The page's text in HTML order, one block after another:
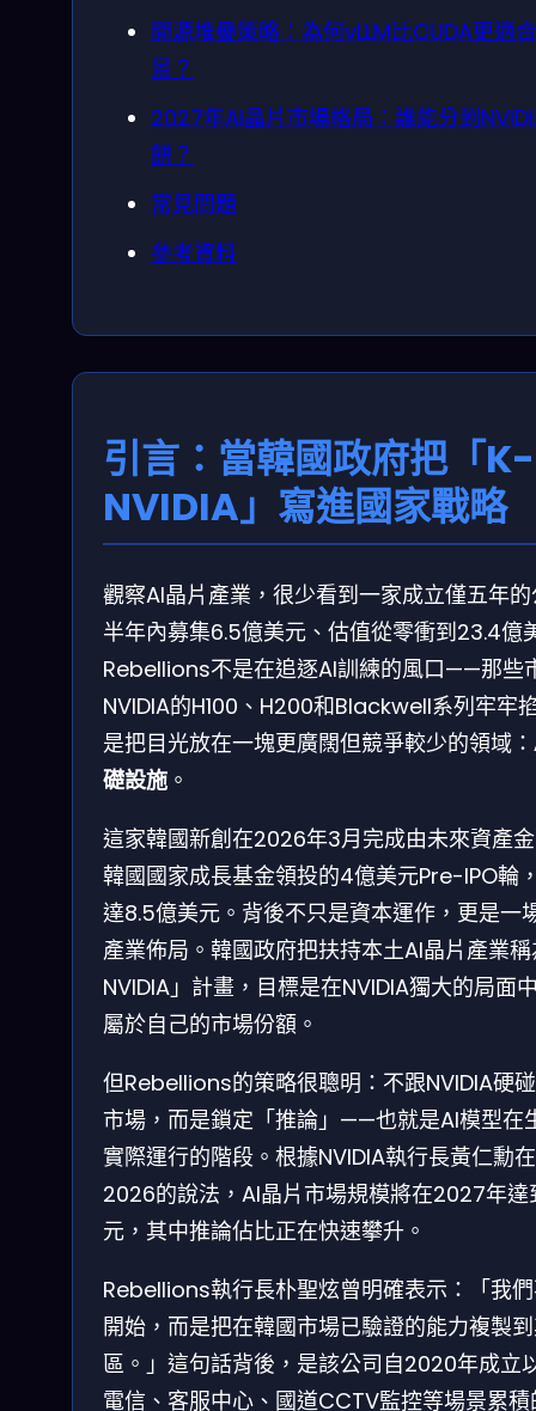
開源堆疊策略：為何vLLM比CUDA更適
景？
2027年AI晶片市場格局：誰能分到
餅？
常見問題
參考資料
引言：當韓國政府把「K-
NVIDIA」寫進國家戰略
觀察AI晶片產業，很少看到一家成立僅五年
半年內募集6.5億美元、估值從零衝到23.4億
Rebellions不是在追逐AI訓練的風口——那些
NVIDIA的H100、H200和Blackwell系列牢牢
是把目光放在一塊更廣闊但競爭較少的領域：
礎設施 。
這家韓國新創在2026年3月完成由未來資產
韓國國家成長基金領投的4億美元Pre-IPO輪
達8.5億美元。背後不只是資本運作，更是一
產業佈局。韓國政府把扶持本土AI晶片產業
NVIDIA」計畫，目標是在NVIDIA獨大的局面
屬於自己的市場份額。
但Rebellions的策略很聰明：不跟NVIDIA硬
市場，而是鎖定「推論」——也就是AI模型在
實際運行的階段。根據NVIDIA執行長黃仁勳
2026的說法，AI晶片市場規模將在2027年達
元，其中推論佔比正在快速攀升。
Rebellions執行長朴聖炫曾明確表示：「我
開始，而是把在韓國市場已驗證的能力複製
區。」這句話背後，是該公司自2020年成立
電信、客服中心、國道CCTV監控等場景累